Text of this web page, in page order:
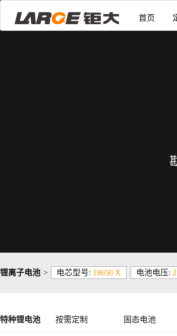
首页
锂离子电池 > 电芯型号: 18650 X 电池电压:
特种锂电池 按需定制 固态电池